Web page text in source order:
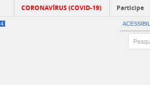
CORONAVÍRUS (COVID-19) Participe
4